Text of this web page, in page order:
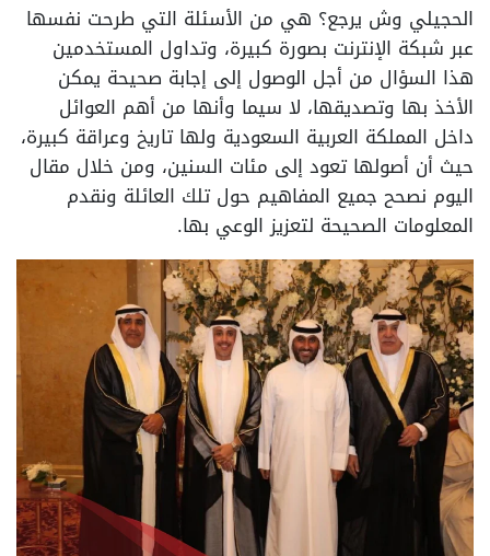
الحجيلي وش يرجع؟ هي من الأسئلة التي طرحت نفسها
عبر شبكة الإنترنت بصورة كبيرة، وتداول المستخدمين
هذا السؤال من أجل الوصول إلى إجابة صحيحة يمكن
الأخذ بها وتصديقها، لا سيما وأنها من أهم العوائل
داخل المملكة العربية السعودية ولها تاريخ وعراقة كبيرة،
حيث أن أصولها تعود إلى مئات السنين، ومن خلال مقال
اليوم نصحح جميع المفاهيم حول تلك العائلة ونقدم
المعلومات الصحيحة لتعزيز الوعي بها.